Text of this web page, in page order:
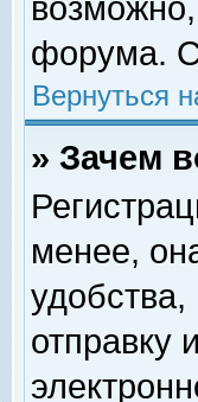
форума.
Вернуться
» Зачем
менее,
отправку